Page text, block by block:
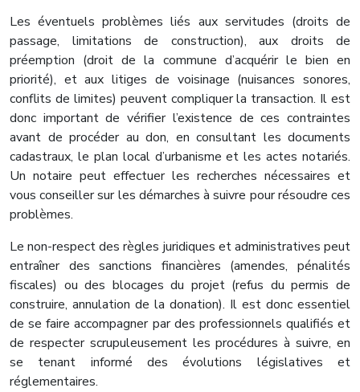
Les éventuels problèmes liés aux servitudes (droits de
passage, limitations de construction), aux droits de
préemption (droit de la commune d’acquérir le bien en
priorité), et aux litiges de voisinage (nuisances sonores,
conflits de limites) peuvent compliquer la transaction. Il est
donc important de vérifier l’existence de ces contraintes
avant de procéder au don, en consultant les documents
cadastraux, le plan local d’urbanisme et les actes notariés.
Un notaire peut effectuer les recherches nécessaires et
vous conseiller sur les démarches à suivre pour résoudre ces
problèmes.
Le non-respect des règles juridiques et administratives peut
entraîner des sanctions financières (amendes, pénalités
fiscales) ou des blocages du projet (refus du permis de
construire, annulation de la donation). Il est donc essentiel
de se faire accompagner par des professionnels qualifiés et
de respecter scrupuleusement les procédures à suivre, en
se tenant informé des évolutions législatives et
réglementaires.